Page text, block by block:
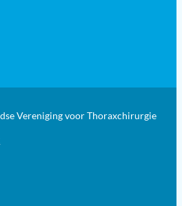
Vereniging voor Thoraxchirurgie